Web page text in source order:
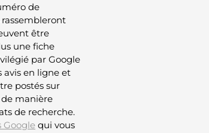
de
rassembleront
être
une fiche
par Google
avis en ligne et
postés sur
manière
de recherche.
Googlequi vous